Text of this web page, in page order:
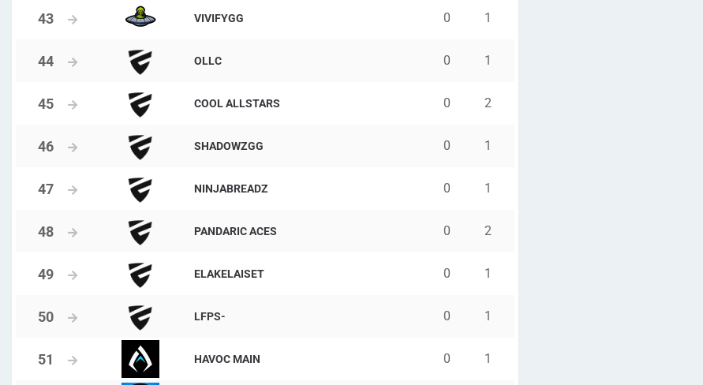
VIVIFYGG 0 1
OLLC 0 1
COOL ALLSTARS 0 2
SHADOWZGG 0 1
NINJABREADZ 0 1
PANDARIC ACES 0 2
ELAKELAISET 0 1
LFPS- 0 1
HAVOC MAIN 0 1